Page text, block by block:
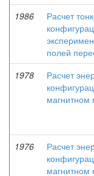
1986
Расчет
полей
1978
Расчет
магнитном
1976
Расчет
магнитном